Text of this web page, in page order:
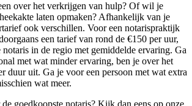
over het verkrijgen van hulp? Of wil je
laten opmaken? Afhankelijk van je
ook verschillen. Voor een notarispraktijk
een tarief van rond de €150 per uur,
in de regio met gemiddelde ervaring. Ga
met wat minder ervaring, ben je over het
duur uit. Ga je voor een persoon met wat extra
wat meer.